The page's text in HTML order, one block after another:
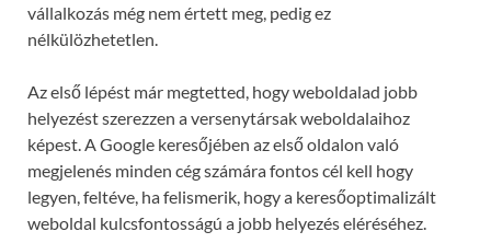
vállalkozás még nem értett meg, pedig ez
nélkülözhetetlen.
Az első lépést már megtetted, hogy weboldalad jobb
helyezést szerezzen a versenytársak weboldalaihoz
képest. A Google keresőjében az első oldalon való
megjelenés minden cég számára fontos cél kell hogy
legyen, feltéve, ha felismerik, hogy a keresőoptimalizált
weboldal kulcsfontosságú a jobb helyezés eléréséhez.